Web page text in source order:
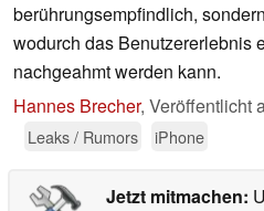
berührungsempfindlich,
wodurch das Benutzererlebnis
nachgeahmt werden kann.
Hannes Brecher, Veröffentlicht
Leaks / Rumors
iPhone
Jetzt mitmachen: